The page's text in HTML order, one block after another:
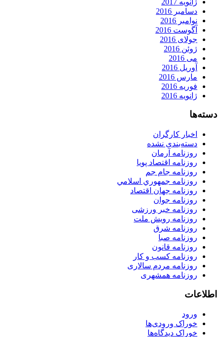
دسامبر 2016
نوامبر 2016
آگوست 2016
جولای 2016
ژوئن 2016
می 2016
آوریل 2016
مارس 2016
فوریه 2016
ژانویه 2016
دسته‌ها
اخبار کارگران
دسته‌بندی نشده
روزنامه آرمان
روزنامه اقتصاد پویا
روزنامه جام جم
روزنامه جمهوري اسلامي
روزنامه جهان اقتصاد
روزنامه جوان
روزنامه خبر ورزشى
روزنامه رویش ملت
روزنامه شرق
روزنامه صبا
روزنامه قانون
روزنامه كسب و كار
روزنامه مردم سالاری
روزنامه همشهری
اطلاعات
ورود
خوراک ورودی‌ها
خوراک دیدگاه‌ها